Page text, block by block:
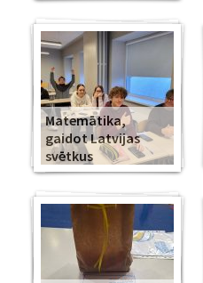
Matemātika,
gaidot Latvijas
svētkus